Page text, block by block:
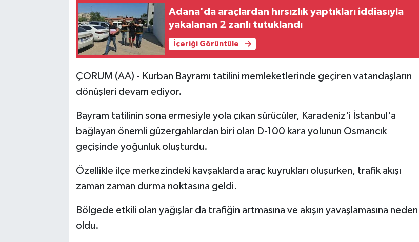
Adana'da araçlardan hırsızlık yaptıkları iddiasıyla
yakalanan 2 zanlı tutuklandı
İçeriği Görüntüle
ÇORUM (AA) - Kurban Bayramı tatilini memleketlerinde geçiren vatandaşların
dönüşleri devam ediyor.
Bayram tatilinin sona ermesiyle yola çıkan sürücüler, Karadeniz'i İstanbul'a
bağlayan önemli güzergahlardan biri olan D-100 kara yolunun Osmancık
geçişinde yoğunluk oluşturdu.
Özellikle ilçe merkezindeki kavşaklarda araç kuyrukları oluşurken, trafik akışı
zaman zaman durma noktasına geldi.
Bölgede etkili olan yağışlar da trafiğin artmasına ve akışın yavaşlamasına neden
oldu.